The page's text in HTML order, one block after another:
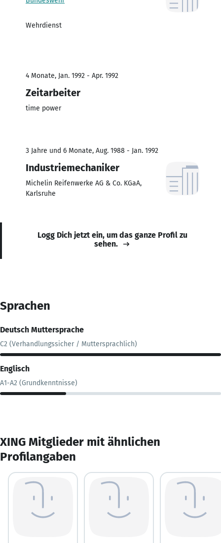
Wehrdienst
4 Monate, Jan. 1992 - Apr. 1992
Zeitarbeiter
time power
3 Jahre und 6 Monate, Aug. 1988 - Jan. 1992
Industriemechaniker
Michelin Reifenwerke AG & Co. KGaA,
Karlsruhe
Logg Dich jetzt ein, um das ganze Profil zu
sehen.
Sprachen
Deutsch Muttersprache
C2 (Verhandlungssicher / Muttersprachlich)
Englisch
A1-A2 (Grundkenntnisse)
XING Mitglieder mit ähnlichen
Profilangaben